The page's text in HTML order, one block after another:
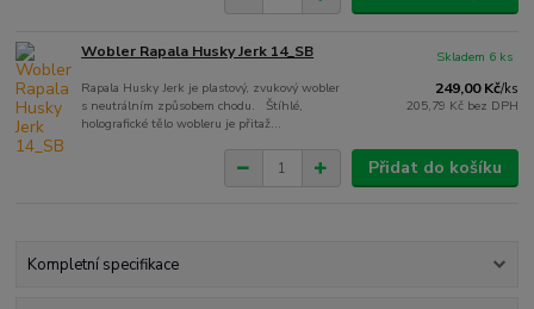
Wobler Rapala Husky Jerk 14_SB
Rapala Husky Jerk je plastový, zvukový wobler
s neutrálním způsobem chodu. Štíhlé,
holografické tělo wobleru je přitaž...
249,00 Kč/ks
205,79 Kč bez DPH
Skladem 6 ks
Přidat do košíku
Kompletní specifikace